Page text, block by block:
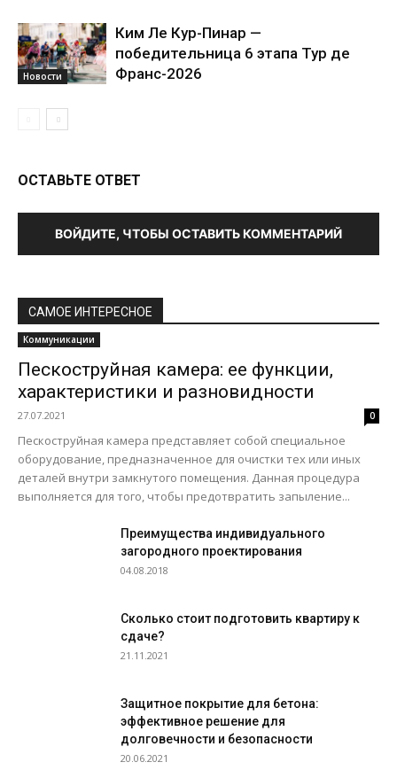
Новости
Ким Ле Кур-Пинар —
победительница 6 этапа Тур де
Франс-2026
ОСТАВЬТЕ ОТВЕТ
ВОЙДИТЕ, ЧТОБЫ ОСТАВИТЬ КОММЕНТАРИЙ
САМОЕ ИНТЕРЕСНОЕ
Коммуникации
Пескоструйная камера: ее функции,
характеристики и разновидности
27.07.2021 0
Пескоструйная камера представляет собой специальное
оборудование, предназначенное для очистки тех или иных
деталей внутри замкнутого помещения. Данная процедура
выполняется для того, чтобы предотвратить запыление...
Преимущества индивидуального
загородного проектирования
04.08.2018
Сколько стоит подготовить квартиру к
сдаче?
21.11.2021
Защитное покрытие для бетона:
эффективное решение для
долговечности и безопасности
20.06.2021